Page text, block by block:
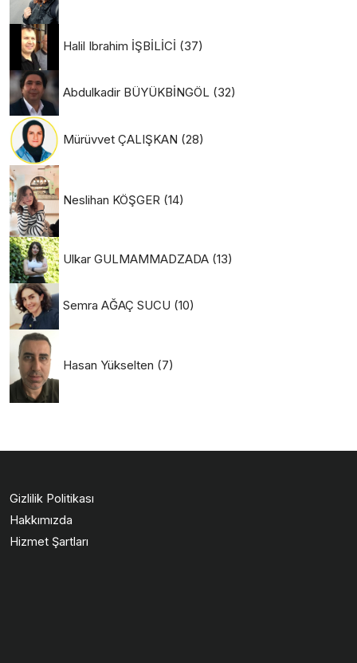
Halil Ibrahim İŞBİLİCİ (37)
Abdulkadir BÜYÜKBİNGÖL (32)
Mürüvvet ÇALIŞKAN (28)
Neslihan KÖŞGER (14)
Ulkar GULMAMMADZADA (13)
Semra AĞAÇ SUCU (10)
Hasan Yükselten (7)
Gizlilik Politikası
Hakkımızda
Hizmet Şartları